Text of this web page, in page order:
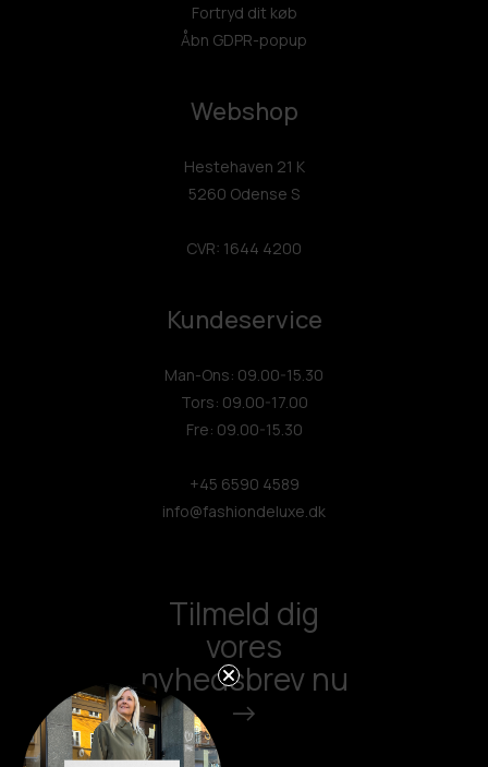
Fortryd dit køb
Åbn GDPR-popup
Webshop
Hestehaven 21 K
5260 Odense S
CVR: 1644 4200
Kundeservice
Man-Ons: 09.00-15.30
Tors: 09.00-17.00
Fre: 09.00-15.30
+45 6590 4589
info@fashiondeluxe.dk
Tilmeld dig
vores
nyhedsbrev nu
->